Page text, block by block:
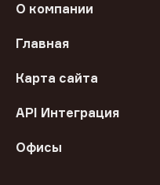
О компании
Главная
Карта сайта
API Интеграция
Офисы